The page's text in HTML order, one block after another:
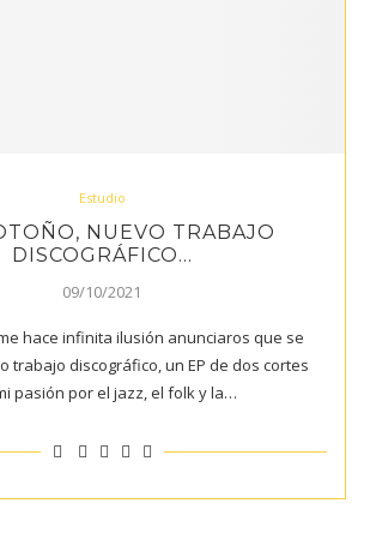
Estudio
NUEVO TRABAJO
DISCOGRÁFICO…
09/10/2021
hace infinita ilusión anunciaros que se
trabajo discográfico, un EP de dos cortes
pasión por el jazz, el folk y la…